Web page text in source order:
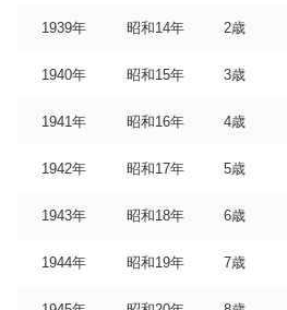
1939年 昭和14年 2歳
1940年 昭和15年 3歳
1941年 昭和16年 4歳
1942年 昭和17年 5歳
1943年 昭和18年 6歳
1944年 昭和19年 7歳